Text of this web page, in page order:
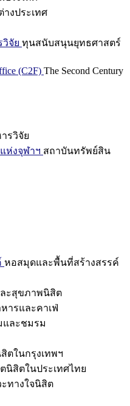
งประเทศ
จัย ทุนสนับสนุนยุทธศาสตร์
(C2F) The Second Century
รวิจัย
ห่งจุฬาฯ สถาบันทรัพย์สิน
หอสมุดและพื้นที่สร้างสรรค์
ะสุขภาพนิสิต
ารและคาเฟ่
และชมรม
ตในกรุงเทพฯ
นิสิตในประเทศไทย
ทางใจนิสิต